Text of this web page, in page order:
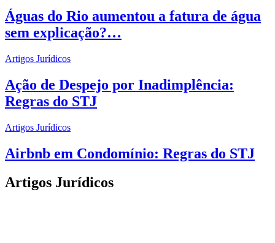
Águas do Rio aumentou a fatura de água
sem explicação?…
Artigos Jurídicos
Ação de Despejo por Inadimplência:
Regras do STJ
Artigos Jurídicos
Airbnb em Condomínio: Regras do STJ
Artigos Jurídicos